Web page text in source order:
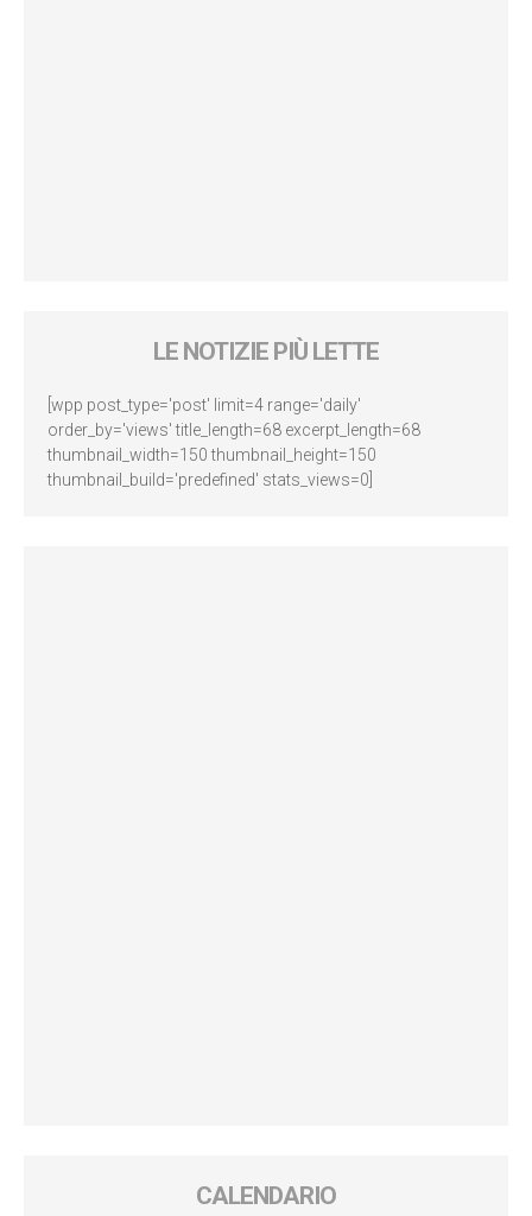
LE NOTIZIE PIÙ LETTE
[wpp post_type='post' limit=4 range='daily'
order_by='views' title_length=68 excerpt_length=68
thumbnail_width=150 thumbnail_height=150
thumbnail_build='predefined' stats_views=0]
CALENDARIO